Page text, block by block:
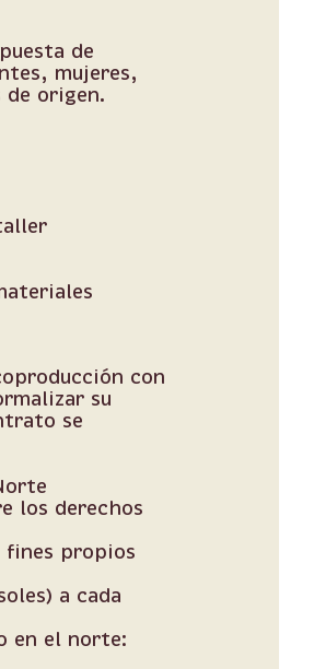
de
mujeres,
de origen.
con
su
se
los derechos
fines propios
a cada
en el norte: